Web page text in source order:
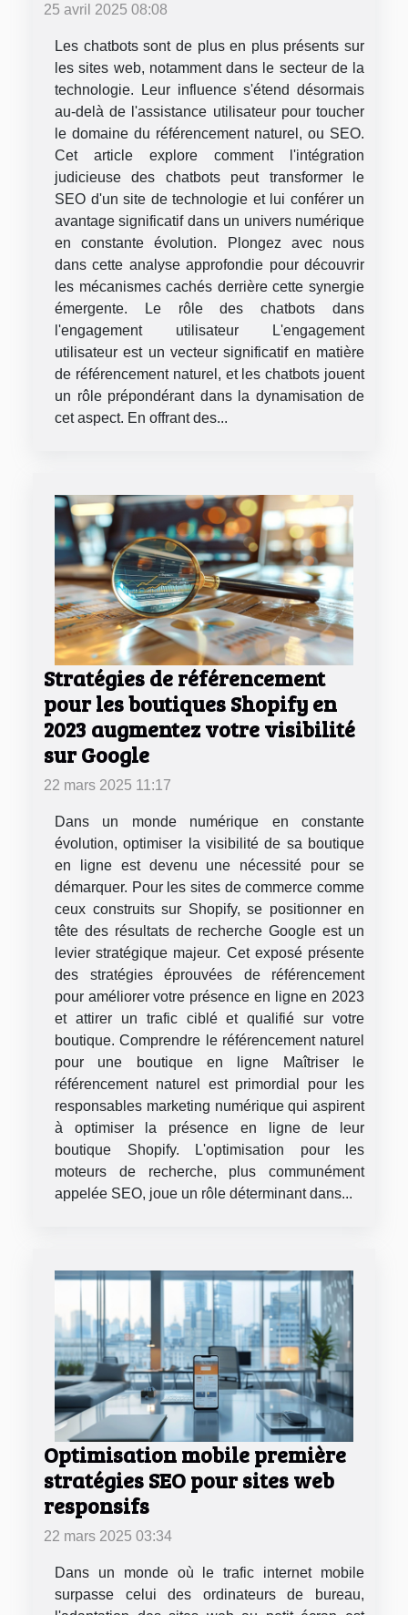
25 avril 2025 08:08
Les chatbots sont de plus en plus présents sur
les sites web, notamment dans le secteur de la
technologie. Leur influence s'étend désormais
au-delà de l'assistance utilisateur pour toucher
le domaine du référencement naturel, ou SEO.
Cet article explore comment l'intégration
judicieuse des chatbots peut transformer le
SEO d'un site de technologie et lui conférer un
avantage significatif dans un univers numérique
en constante évolution. Plongez avec nous
dans cette analyse approfondie pour découvrir
les mécanismes cachés derrière cette synergie
émergente. Le rôle des chatbots dans
l'engagement utilisateur L'engagement
utilisateur est un vecteur significatif en matière
de référencement naturel, et les chatbots jouent
un rôle prépondérant dans la dynamisation de
cet aspect. En offrant des...
Stratégies de référencement
pour les boutiques Shopify en
2023 augmentez votre visibilité
sur Google
22 mars 2025 11:17
Dans un monde numérique en constante
évolution, optimiser la visibilité de sa boutique
en ligne est devenu une nécessité pour se
démarquer. Pour les sites de commerce comme
ceux construits sur Shopify, se positionner en
tête des résultats de recherche Google est un
levier stratégique majeur. Cet exposé présente
des stratégies éprouvées de référencement
pour améliorer votre présence en ligne en 2023
et attirer un trafic ciblé et qualifié sur votre
boutique. Comprendre le référencement naturel
pour une boutique en ligne Maîtriser le
référencement naturel est primordial pour les
responsables marketing numérique qui aspirent
à optimiser la présence en ligne de leur
boutique Shopify. L'optimisation pour les
moteurs de recherche, plus communément
appelée SEO, joue un rôle déterminant dans...
Optimisation mobile première
stratégies SEO pour sites web
responsifs
22 mars 2025 03:34
Dans un monde où le trafic internet mobile
surpasse celui des ordinateurs de bureau,